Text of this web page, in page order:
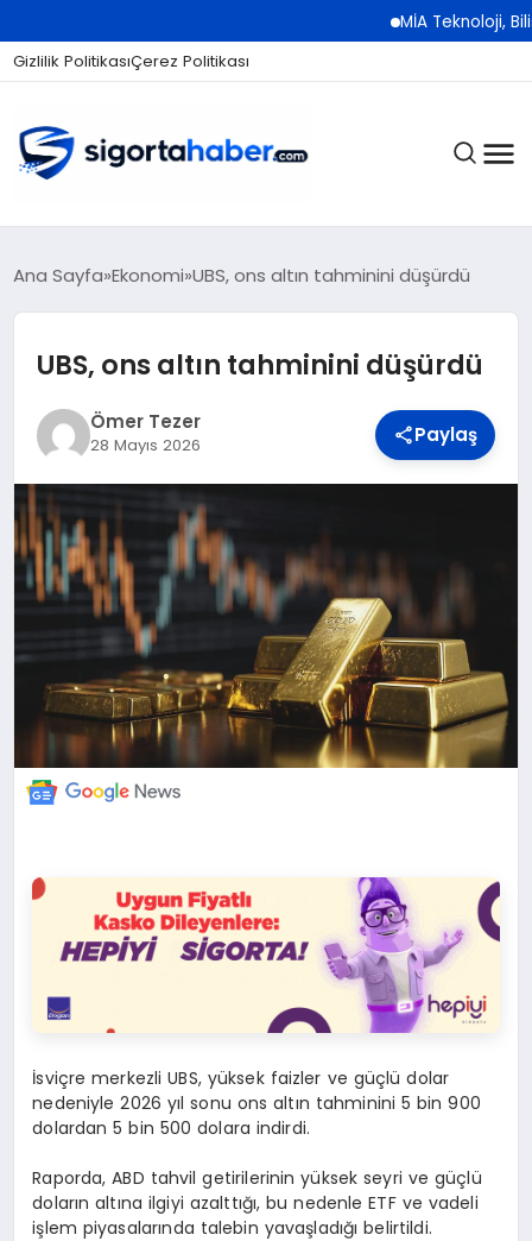
MİA Teknoloji, Bilişim
Gizlilik PolitikasıÇerez Politikası
SIGORTA
BES / HAYAT
EKONOMI
DÜNYA
BILIM VE TEKNOLOJI
OTOMOBIL
KÜNYE
İLETIŞIM
Ana Sayfa Ekonomi UBS, ons altın tahminini düşürdü
UBS, ons altın tahminini düşürdü
Ömer Tezer
28 Mayıs 2026 Paylaş
İsviçre merkezli UBS, yüksek faizler ve güçlü dolar
nedeniyle 2026 yıl sonu ons altın tahminini 5 bin 900
dolardan 5 bin 500 dolara indirdi.
Raporda, ABD tahvil getirilerinin yüksek seyri ve güçlü
doların altına ilgiyi azalttığı, bu nedenle ETF ve vadeli
işlem piyasalarında talebin yavaşladığı belirtildi.